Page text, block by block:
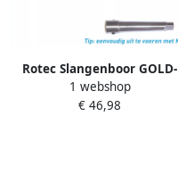
Rotec Slangenboor GOLD-
LINE ø12x385x460 Azobé
241.1203A
1 webshop
€ 46,98